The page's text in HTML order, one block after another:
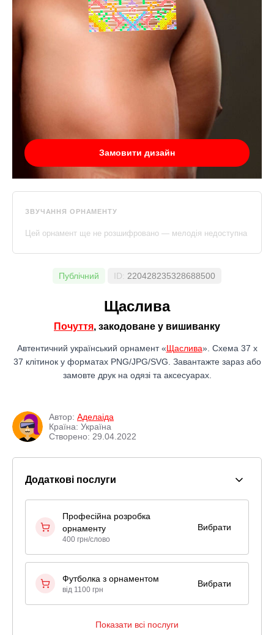
Замовити дизайн
ЗВУЧАННЯ ОРНАМЕНТУ
Цей орнамент ще не розшифровано — мелодія недоступна
Публічний ID: 220428235328688500
Щаслива
Почуття, закодоване у вишиванку
Автентичний український орнамент «Щаслива». Схема 37 x
37 клітинок у форматах PNG/JPG/SVG. Завантажте зараз або
замовте друк на одязі та аксесуарах.
Автор: Аделаіда
Країна: Україна
Створено: 29.04.2022
Додаткові послуги
Професійна розробка
орнаменту
400 грн/слово
Вибрати
Футболка з орнаментом
від 1100 грн
Вибрати
Показати всі послуги